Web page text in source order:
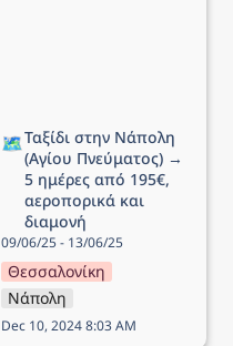
🗺️Ταξίδι στην Νάπολη
(Αγίου Πνεύματος) →
5 ημέρες από 195€,
αεροπορικά και
διαμονή
09/06/25 - 13/06/25
Θεσσαλονίκη
Νάπολη
Dec 10, 2024 8:03 AM